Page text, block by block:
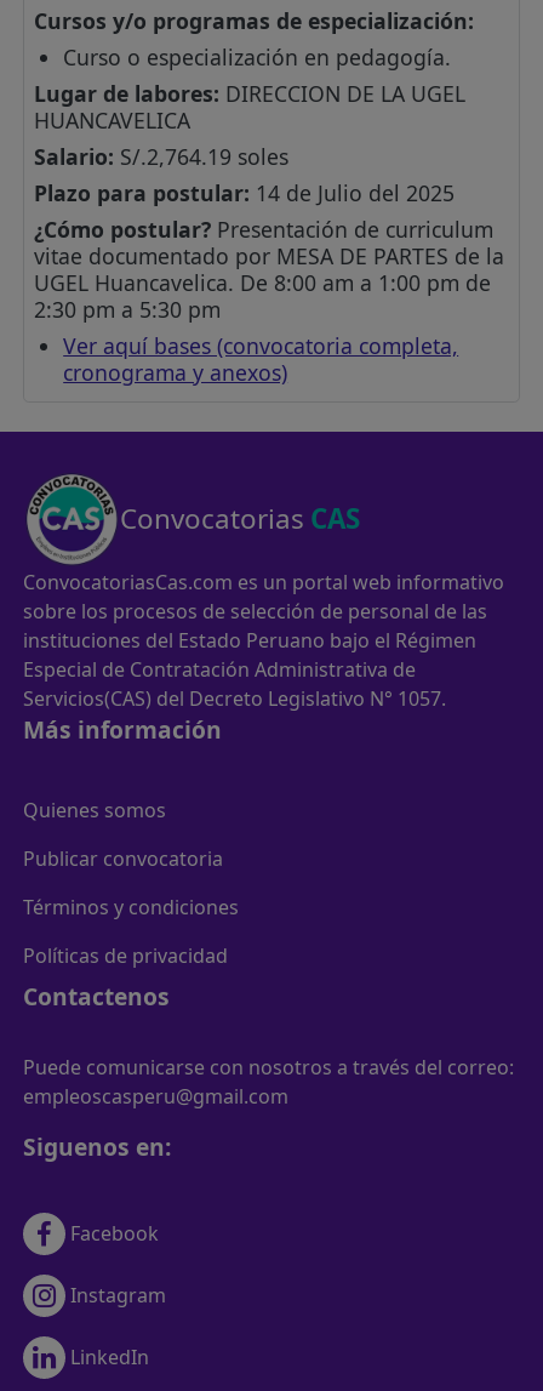
Cursos y/o programas de especialización:
Curso o especialización en pedagogía.
Lugar de labores: DIRECCION DE LA UGEL
HUANCAVELICA
Salario: S/.2,764.19 soles
Plazo para postular: 14 de Julio del 2025
¿Cómo postular? Presentación de curriculum
vitae documentado por MESA DE PARTES de la
UGEL Huancavelica. De 8:00 am a 1:00 pm de
2:30 pm a 5:30 pm
Ver aquí bases (convocatoria completa,
cronograma y anexos)
Convocatorias CAS
ConvocatoriasCas.com es un portal web informativo
sobre los procesos de selección de personal de las
instituciones del Estado Peruano bajo el Régimen
Especial de Contratación Administrativa de
Servicios(CAS) del Decreto Legislativo N° 1057.
Más información
Quienes somos
Publicar convocatoria
Términos y condiciones
Políticas de privacidad
Contactenos
Puede comunicarse con nosotros a través del correo:
empleoscasperu@gmail.com
Siguenos en:
Facebook
Instagram
LinkedIn